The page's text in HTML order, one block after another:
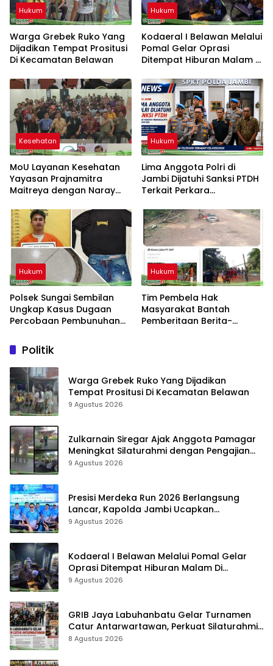
Hukum
Warga Grebek Ruko Yang
Dijadikan Tempat Prositusi
Di Kecamatan Belawan
Hukum
Kodaeral I Belawan Melalui
Pomal Gelar Oprasi
Ditempat Hiburan Malam Di
Binjai
Kesehatan
MoU Layanan Kesehatan
Yayasan Prajnamitra
Maitreya dengan Naray
Hukum
Lima Anggota Polri di
Jambi Dijatuhi Sanksi PTDH
Terkait Perkara
Hukum
Polsek Sungai Sembilan
Ungkap Kasus Dugaan
Percobaan Pembunuhan
Hukum
Tim Pembela Hak
Masyarakat Bantah
Pemberitaan Berita-
Politik
Warga Grebek Ruko Yang Dijadikan
Tempat Prositusi Di Kecamatan Belawan
9 Agustus 2026
Zulkarnain Siregar Ajak Anggota Pamagar
Meningkat Silaturahmi dengan Pengajian
Bulanan Pamagar Agar Terjalin Ukhuwah
9 Agustus 2026
Presisi Merdeka Run 2026 Berlangsung
Lancar, Kapolda Jambi Ucapkan
Terimakasih dan Apresiasi Dukungan
9 Agustus 2026
Kodaeral I Belawan Melalui Pomal Gelar
Oprasi Ditempat Hiburan Malam Di
Kabupaten Langkat Dan Binjai
9 Agustus 2026
GRIB Jaya Labuhanbatu Gelar Turnamen
Catur Antarwartawan, Perkuat Silaturahmi
dan Sportivitas
8 Agustus 2026